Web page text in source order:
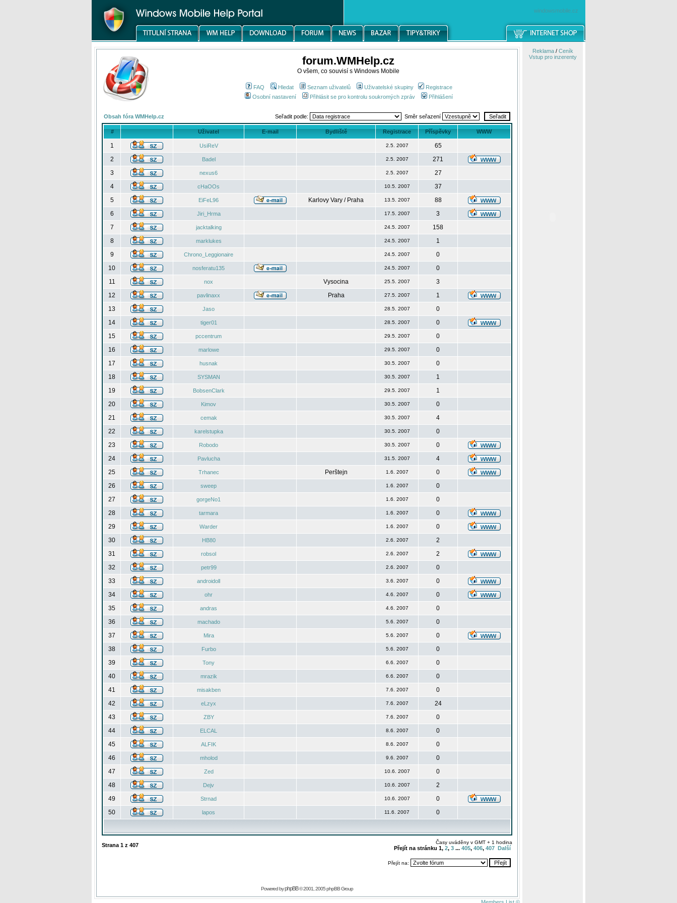
windowsmobile.cz
forum.WMHelp.cz
O všem, co souvisí s Windows Mobile
FAQ Hledat Seznam uživatelů Uživatelské skupiny
Registrace
Osobní nastavení
Přihlásit se pro kontrolu soukromých zpráv Přihlášení
Obsah fóra WMHelp.cz Seřadit podle: Směr seřazení
# Uživatel E-mail Bydliště Registrace Příspěvky WWW
1 UsiReV 2.5. 2007
65
2
Badel 2.5. 2007
271
3
nexus6 2.5. 2007
27
4
cHaOOs 10.5. 2007
37
5
EiFeL96 Karlovy Vary / Praha 13.5. 2007
88
6
Jiri_Hrma 17.5. 2007
3
7
jacktalking 24.5. 2007
158
8
marklukes 24.5. 2007
1
9
Chrono_Leggionaire 24.5. 2007
0
10
nosferatu135 24.5. 2007
0
11
nox Vysocina 25.5. 2007
3
12
pavlinaxx Praha 27.5. 2007
1
13
Jaso 28.5. 2007
0
14
tiger01 28.5. 2007
0
15
pccentrum 29.5. 2007
0
16
marlowe 29.5. 2007
0
17
husnak 30.5. 2007
0
18
SYSMAN 30.5. 2007
1
19
BobsenClark 29.5. 2007
1
20
Kimov 30.5. 2007
0
21
cemak 30.5. 2007
4
22
karelstupka 30.5. 2007
0
23
Robodo 30.5. 2007
0
24
Pavlucha 31.5. 2007
4
25
Trhanec Perštejn 1.6. 2007
0
26
sweep 1.6. 2007
0
27
gorgeNo1 1.6. 2007
0
28
tarmara 1.6. 2007
0
29
Warder 1.6. 2007
0
30
HB80 2.6. 2007
2
31
robsol 2.6. 2007
2
32
petr99 2.6. 2007
0
33
androidoll 3.6. 2007
0
34
ohr 4.6. 2007
0
35
andras 4.6. 2007
0
36
machado 5.6. 2007
0
37
Mira 5.6. 2007
0
38
Furbo 5.6. 2007
0
39
Tony 6.6. 2007
0
40
mrazik 6.6. 2007
0
41
misakben 7.6. 2007
0
42
eLzyx 7.6. 2007
24
43
ZBY 7.6. 2007
0
44
ELCAL 8.6. 2007
0
45
ALFIK 8.6. 2007
0
46
mholod 9.6. 2007
0
47
Zed 10.6. 2007
0
48
Dejv 10.6. 2007
2
49
Strnad 10.6. 2007
0
50
lapos 11.6. 2007 0
Strana 1 z 407 Časy uváděny v GMT + 1 hodina
Přejít na stránku 1, 2, 3 ... 405, 406, 407 Další
Přejít na:
Powered byphpBB© 2001, 2005 phpBB Group
Reklama/ Ceník
Vstup pro inzerenty